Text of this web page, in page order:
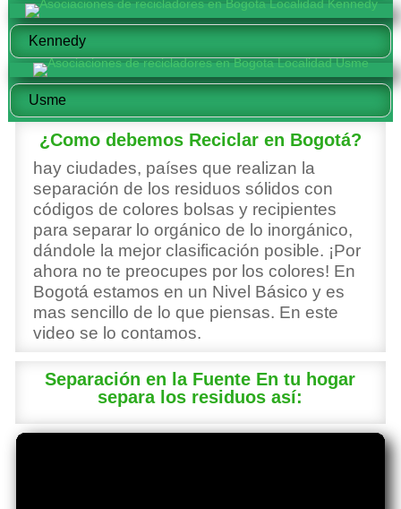
Kennedy
Usme
¿Como debemos Reciclar en Bogotá?
hay ciudades, países que realizan la
separación de los residuos sólidos con
códigos de colores bolsas y recipientes
para separar lo orgánico de lo inorgánico,
dándole la mejor clasificación posible. ¡Por
ahora no te preocupes por los colores! En
Bogotá estamos en un Nivel Básico y es
mas sencillo de lo que piensas. En este
video se lo contamos.
Separación en la Fuente En tu hogar
separa los residuos así: